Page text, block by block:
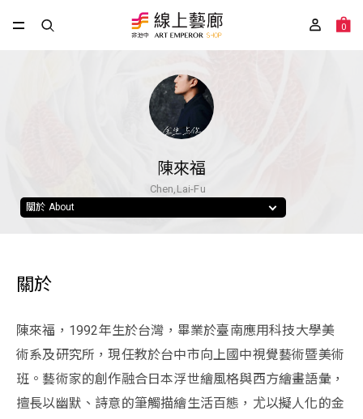
0
陳來福
Chen,Lai-Fu
關於 About
關於
陳來福，1992年生於台灣，畢業於臺南應用科技大學美
術系及研究所，現任教於台中市向上國中視覺藝術暨美術
班。藝術家的創作融合日本浮世繪風格與西方繪畫語彙，
擅長以幽默、詩意的筆觸描繪生活百態，尤以擬人化的金